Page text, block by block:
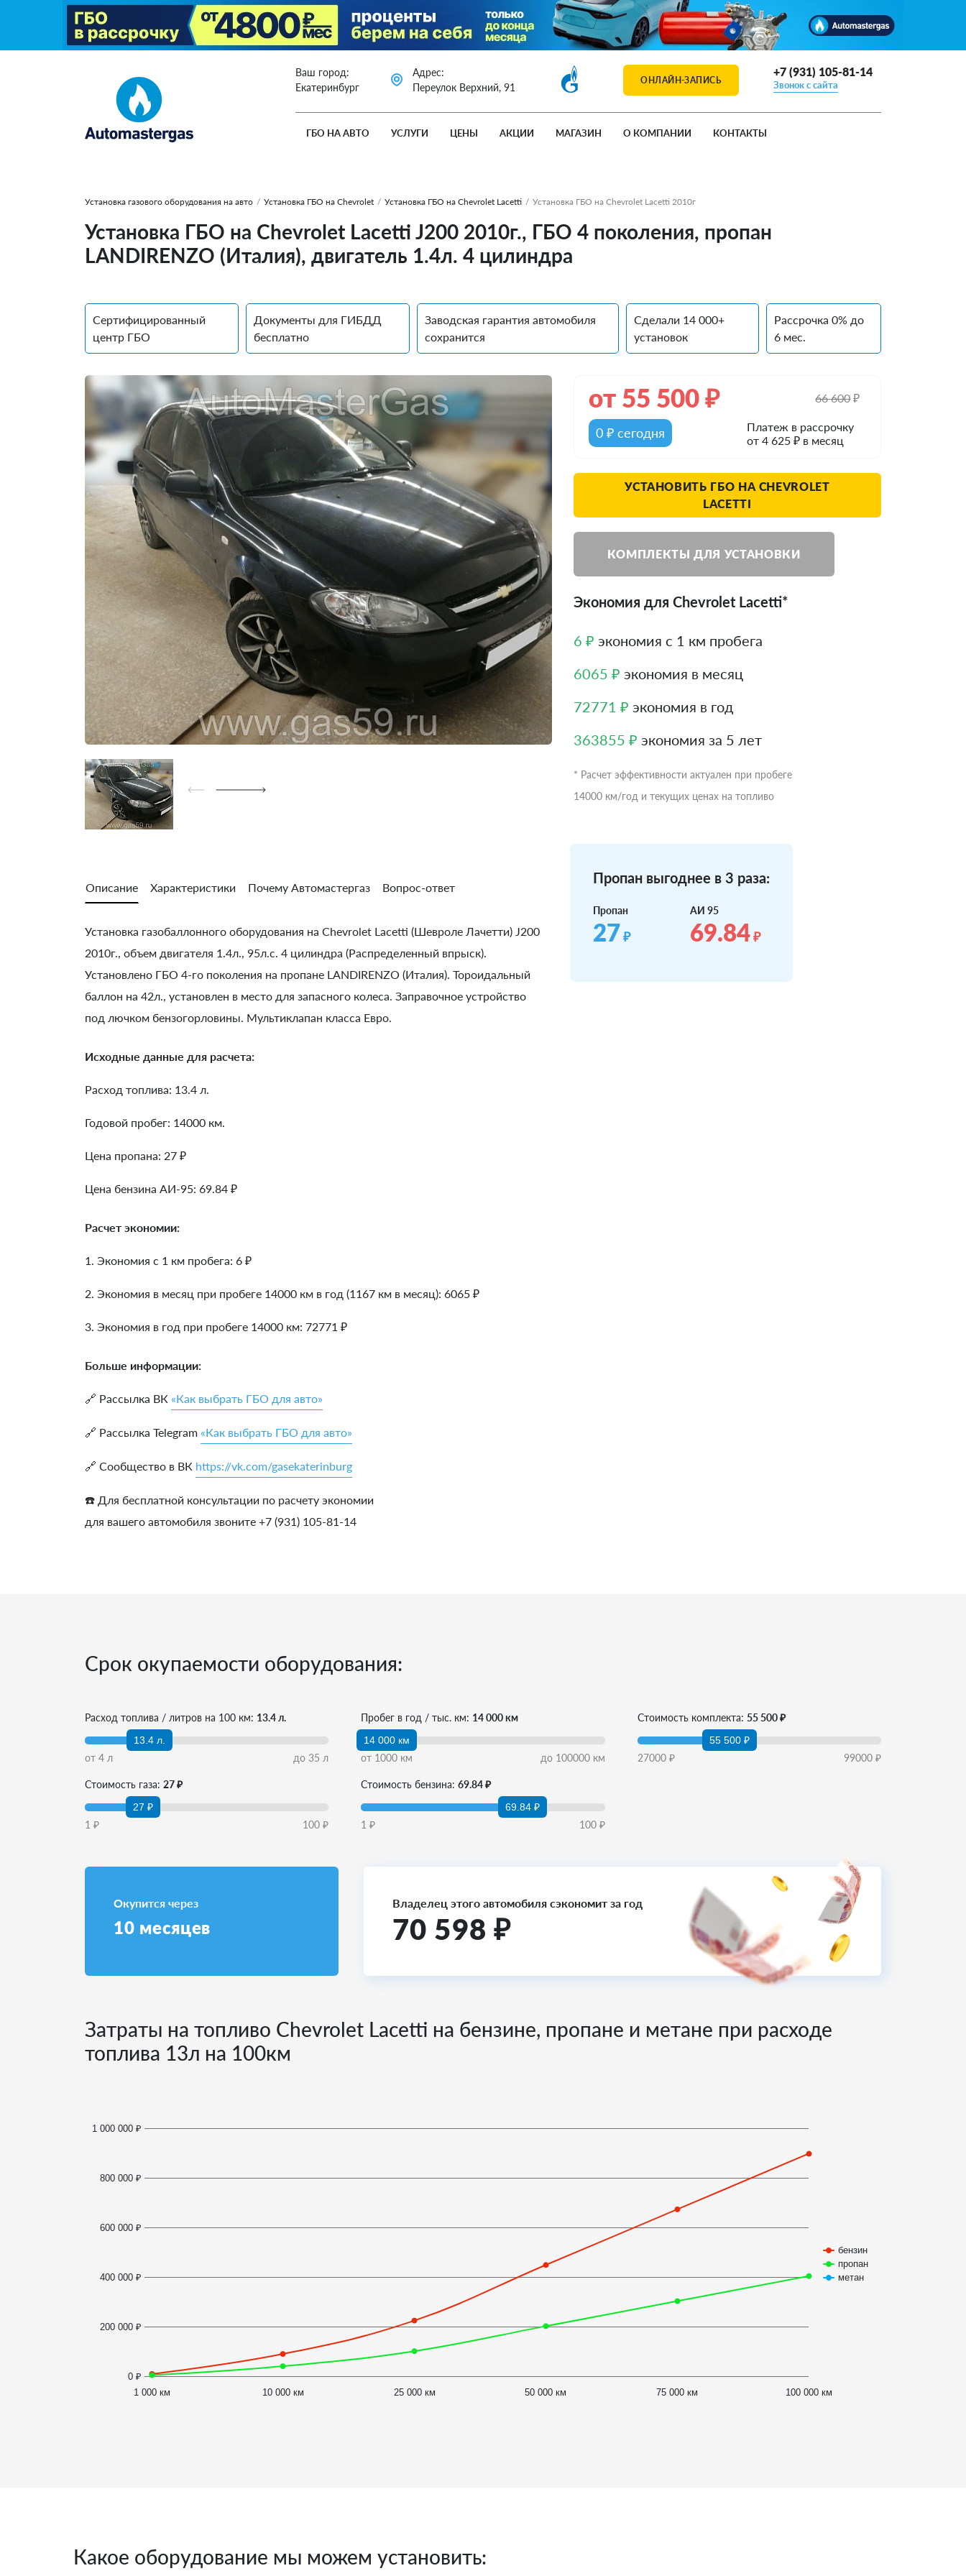
Ваш город:
Екатеринбург
Адрес:
Переулок Верхний, 91
ОНЛАЙН-ЗАПИСЬ
+7 (931) 105-81-14
Звонок с сайта
ГБО НА АВТО УСЛУГИ ЦЕНЫ АКЦИИ МАГАЗИН О КОМПАНИИ КОНТАКТЫ
Установка газового оборудования на авто / Установка ГБО на Chevrolet / Установка ГБО на Chevrolet Lacetti / Установка ГБО на Chevrolet Lacetti 2010г
Установка ГБО на Chevrolet Lacetti J200 2010г., ГБО 4 поколения, пропан
LANDIRENZO (Италия), двигатель 1.4л. 4 цилиндра
Сертифицированный
центр ГБО
Документы для ГИБДД
бесплатно
Заводская гарантия автомобиля
сохранится
Сделали 14 000+
установок
Рассрочка 0% до
6 мес.
от 55 500₽ 66 600₽
0 ₽ сегодня
Платеж в рассрочку
от 4 625 ₽ в месяц
УСТАНОВИТЬ ГБО НА CHEVROLET
LACETTI
КОМПЛЕКТЫ ДЛЯ УСТАНОВКИ
Экономия для Chevrolet Lacetti*
6 ₽ экономия с 1 км пробега
6065 ₽ экономия в месяц
72771 ₽ экономия в год
363855 ₽ экономия за 5 лет
* Расчет эффективности актуален при пробеге
14000 км/год и текущих ценах на топливо
Описание Характеристики Почему Автомастергаз Вопрос-ответ
Установка газобаллонного оборудования на Chevrolet Lacetti (Шевроле Лачетти) J200
2010г., объем двигателя 1.4л., 95л.с. 4 цилиндра (Распределенный впрыск).
Установлено ГБО 4-го поколения на пропане LANDIRENZO (Италия). Тороидальный
баллон на 42л., установлен в место для запасного колеса. Заправочное устройство
под лючком бензогорловины. Мультиклапан класса Евро.
Исходные данные для расчета:
Расход топлива: 13.4 л.
Годовой пробег: 14000 км.
Цена пропана: 27 ₽
Цена бензина АИ-95: 69.84 ₽
Расчет экономии:
1. Экономия с 1 км пробега: 6 ₽
2. Экономия в месяц при пробеге 14000 км в год (1167 км в месяц): 6065 ₽
3. Экономия в год при пробеге 14000 км: 72771 ₽
Больше информации:
🔗 Рассылка ВК «Как выбрать ГБО для авто»
🔗 Рассылка Telegram «Как выбрать ГБО для авто»
🔗 Сообщество в ВК https://vk.com/gasekaterinburg
☎️ Для бесплатной консультации по расчету экономии
для вашего автомобиля звоните +7 (931) 105-81-14
Пропан выгоднее в 3 раза:
Пропан
27₽
АИ 95
69.84₽
Срок окупаемости оборудования:
Расход топлива / литров на 100 км: 13.4 л.
13.4 л.
от 4 л до35 л
Пробег в год / тыс. км: 14 000 км
14 000 км
от 1000 км до 100000км
Стоимость комплекта: 55 500 ₽
55 500 ₽
27000₽ 99000₽
Стоимость газа: 27 ₽
27 ₽
1 ₽ 100 ₽
Стоимость бензина:69.84 ₽
69.84 ₽
1 ₽ 100₽
Окупится через
10 месяцев
Владелец этого автомобиля сэкономит за год
70 598 ₽
Затраты на топливо Chevrolet Lacetti на бензине, пропане и метане при расходе
топлива 13л на 100км
бензин
пропан
метан
1 000 км 10 000 км 25 000 км 50 000 км 75 000 км 100 000 км
0 ₽
200 000 ₽
400 000 ₽
600 000 ₽
800 000 ₽
1 000 000 ₽
Какое оборудование мы можем установить: